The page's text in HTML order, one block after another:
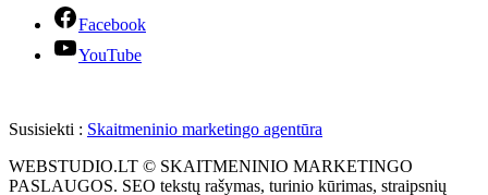
Facebook
YouTube
Susisiekti : Skaitmeninio marketingo agentūra
WEBSTUDIO.LT © SKAITMENINIO MARKETINGO
PASLAUGOS. SEO tekstų rašymas, turinio kūrimas, straipsnių